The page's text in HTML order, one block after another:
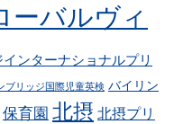
ーバルヴィ
ンターナショナルプリ
ブリッジ国際児童英検 バイリン
保育園 北摂 北摂プリ